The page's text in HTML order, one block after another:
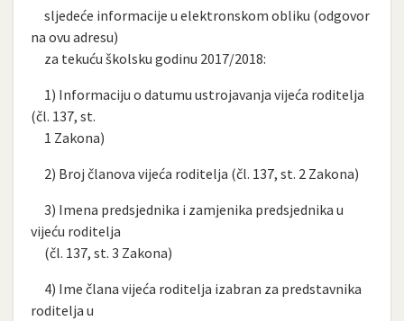
sljedeće informacije u elektronskom obliku (odgovor
na ovu adresu)
za tekuću školsku godinu 2017/2018:
1) Informaciju o datumu ustrojavanja vijeća roditelja
(čl. 137, st.
1 Zakona)
2) Broj članova vijeća roditelja (čl. 137, st. 2 Zakona)
3) Imena predsjednika i zamjenika predsjednika u
vijeću roditelja
(čl. 137, st. 3 Zakona)
4) Ime člana vijeća roditelja izabran za predstavnika
roditelja u